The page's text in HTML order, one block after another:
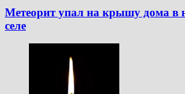
Метеорит упал на крышу дома в
селе